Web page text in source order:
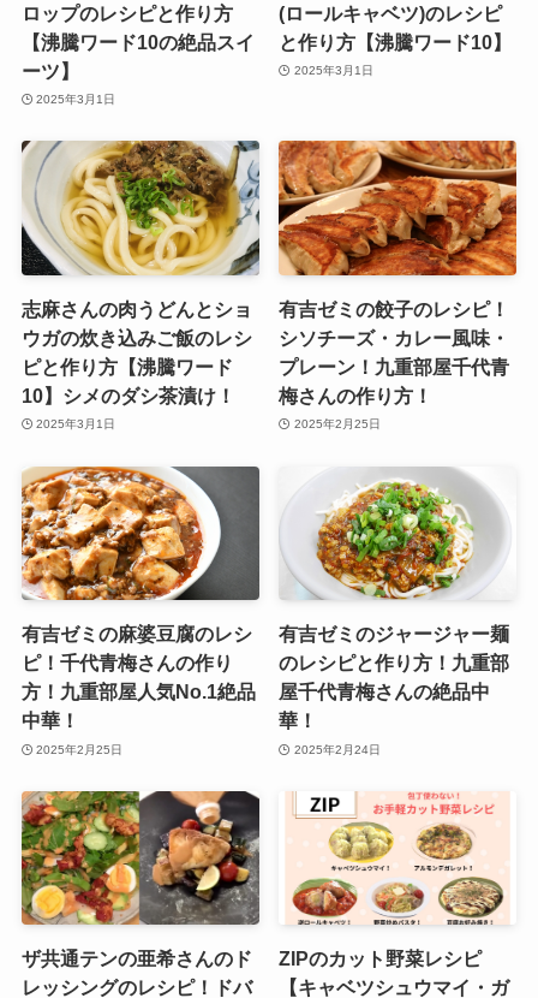
ロップのレシピと作り方
【沸騰ワード10の絶品スイ
ーツ】
2025年3月1日
(ロールキャベツ)のレシピ
と作り方【沸騰ワード10】
2025年3月1日
志麻さんの肉うどんとショ
ウガの炊き込みご飯のレシ
ピと作り方【沸騰ワード
10】シメのダシ茶漬け！
2025年3月1日
有吉ゼミの餃子のレシピ！
シソチーズ・カレー風味・
プレーン！九重部屋千代青
梅さんの作り方！
2025年2月25日
有吉ゼミの麻婆豆腐のレシ
ピ！千代青梅さんの作り
方！九重部屋人気No.1絶品
中華！
2025年2月25日
有吉ゼミのジャージャー麺
のレシピと作り方！九重部
屋千代青梅さんの絶品中
華！
2025年2月24日
ザ共通テンの亜希さんのド
レッシングのレシピ！ドバ
ZIPのカット野菜レシピ
【キャベツシュウマイ・ガ